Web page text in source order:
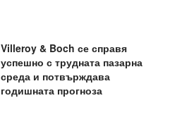
Villeroy & Boch се справя
успешно с трудната пазарна
среда и потвърждава
годишната прогноза